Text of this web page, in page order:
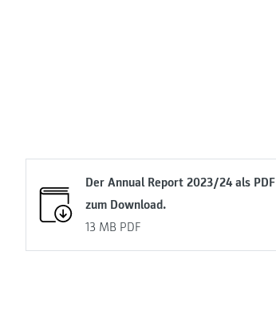
Der Annual Report 2023/24 als PDF
zum Download.
13 MB PDF